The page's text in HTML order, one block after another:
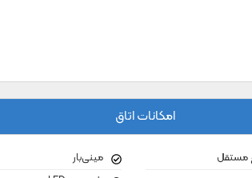
امکانات اتاق
مستقل
مینی‌بار